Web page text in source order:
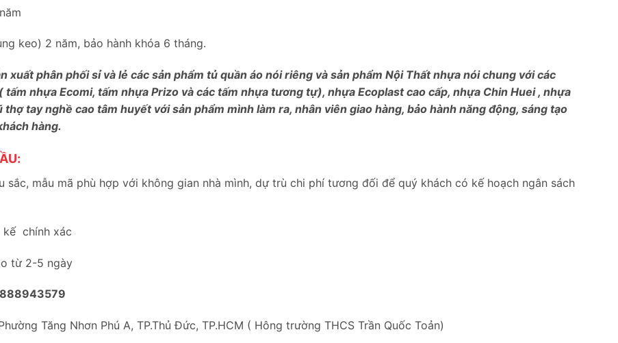
keo) 2 năm, bảo hành khóa 6 tháng.
xuất phân phối sỉ và lẻ các sản phẩm tủ quần áo nói riêng và sản phẩm Nội Thất nhựa nói chung với các
nhựa Ecomi, tấm nhựa Prizo và các tấm nhựa tương tự), nhựa Ecoplast cao cấp, nhựa Chin Huei , nhựa
tay nghề cao tâm huyết với sản phẩm mình làm ra, nhân viên giao hàng, bảo hành năng động, sáng tạo
hàng.
sắc, mẫu mã phù hợp với không gian nhà mình, dự trù chi phí tương đối để quý khách có kế hoạch ngân sách
kế chính xác
từ 2-5 ngày
Tăng Nhơn Phú A, TP.Thủ Đức, TP.HCM ( Hông trường THCS Trần Quốc Toản)